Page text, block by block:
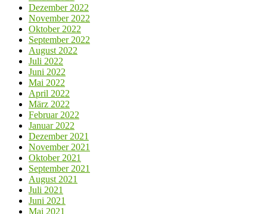
Dezember 2022
November 2022
Oktober 2022
September 2022
August 2022
Juli 2022
Juni 2022
Mai 2022
April 2022
März 2022
Februar 2022
Januar 2022
Dezember 2021
November 2021
Oktober 2021
September 2021
August 2021
Juli 2021
Juni 2021
Mai 2021